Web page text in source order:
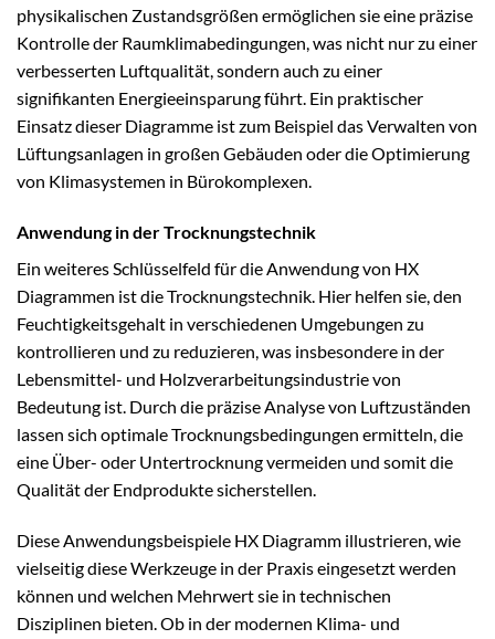
physikalischen Zustandsgrößen ermöglichen sie eine präzise
Kontrolle der Raumklimabedingungen, was nicht nur zu einer
verbesserten Luftqualität, sondern auch zu einer
signifikanten Energieeinsparung führt. Ein praktischer
Einsatz dieser Diagramme ist zum Beispiel das Verwalten von
Lüftungsanlagen in großen Gebäuden oder die Optimierung
von Klimasystemen in Bürokomplexen.
Anwendung in der Trocknungstechnik
Ein weiteres Schlüsselfeld für die Anwendung von HX
Diagrammen ist die Trocknungstechnik. Hier helfen sie, den
Feuchtigkeitsgehalt in verschiedenen Umgebungen zu
kontrollieren und zu reduzieren, was insbesondere in der
Lebensmittel- und Holzverarbeitungsindustrie von
Bedeutung ist. Durch die präzise Analyse von Luftzuständen
lassen sich optimale Trocknungsbedingungen ermitteln, die
eine Über- oder Untertrocknung vermeiden und somit die
Qualität der Endprodukte sicherstellen.
Diese Anwendungsbeispiele HX Diagramm illustrieren, wie
vielseitig diese Werkzeuge in der Praxis eingesetzt werden
können und welchen Mehrwert sie in technischen
Disziplinen bieten. Ob in der modernen Klima- und